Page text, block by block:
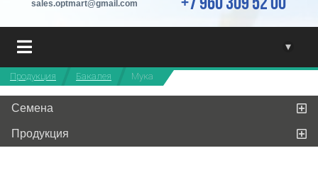
sales.optmart@gmail.com
+7 960 309 52 00
▾
Продукция Бакалея Мука
Семена
Продукция